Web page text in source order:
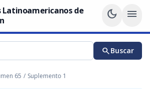
Latinoamericanos de
dark_mode menu
searchBuscar
65 / Suplemento 1